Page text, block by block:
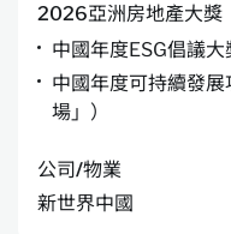
2026亞洲房地產大獎
中國年度ESG倡議大
中國年度可持續發
場」）
公司/物業
新世界中國